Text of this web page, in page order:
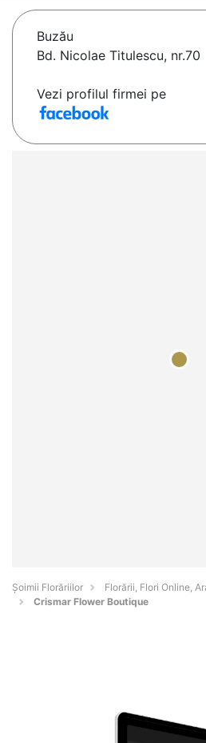
Buzău
Bd. Nicolae Titulescu, nr.70
Vezi profilul firmei pe
Șoimii Florăriilor
Florării, Flori Online,
Crismar Flower Boutique